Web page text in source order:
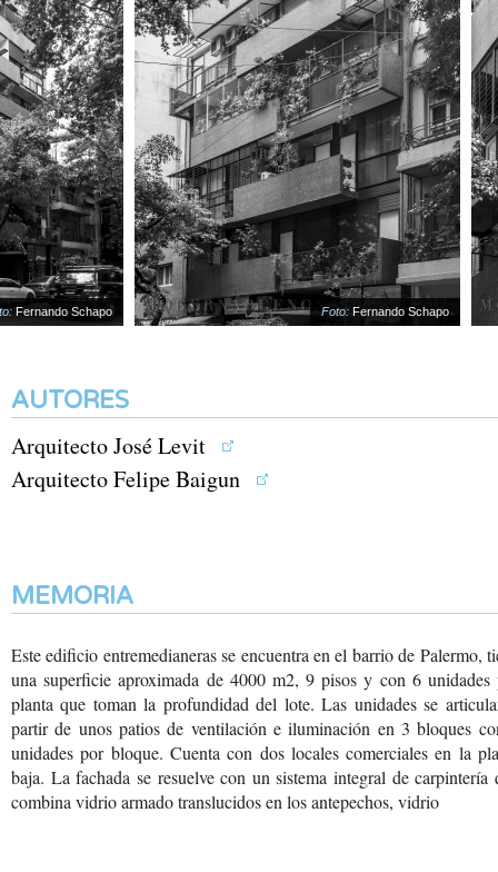
Fernando Schapo Foto:Fernando Schapo
AUTORES
Arquitecto José Levit
Arquitecto Felipe Baigun
MEMORIA
Este edificio entremedianerasse encuentra en el barriode Palermo,
una superficie aproximada de 4000 m2, 9 pisos y con 6 unidades
planta que toman la profundidad del lote. Las unidadesse
partirde unos patios de ventilación e iluminación en 3 bloques
unidades por bloque. Cuenta con dos localescomerciales en la
baja. La fachada se resuelvecon un sistema integral de carpintería
combina vidrio armado translucidosen los antepechos, vidrio